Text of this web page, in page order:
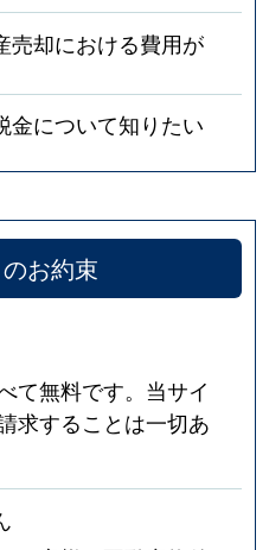
売却における費用が
金について知りたい
お約束
て無料です。当サイ
求することは一切あ